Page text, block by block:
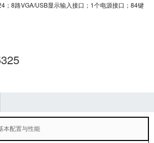
；8路VGA/USB显示输入接口；1个电源接口；84键
本配置与性能